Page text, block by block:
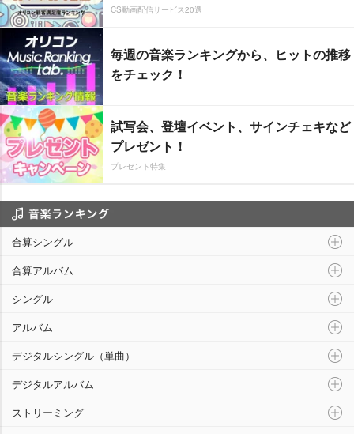
CS動画配信サービス20選
毎週の音楽ランキングから、ヒットの推移
をチェック！
試写会、登壇イベント、サインチェキなど
プレゼント！
プレゼント特集
合算シングル
合算アルバム
シングル
アルバム
デジタルシングル（単曲）
デジタルアルバム
ストリーミング